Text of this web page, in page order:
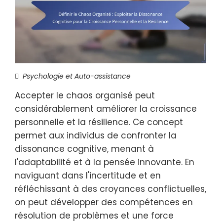
Psychologie et Auto-assistance
Accepter le chaos organisé peut
considérablement améliorer la croissance
personnelle et la résilience. Ce concept
permet aux individus de confronter la
dissonance cognitive, menant à
l'adaptabilité et à la pensée innovante. En
naviguant dans l'incertitude et en
réfléchissant à des croyances conflictuelles,
on peut développer des compétences en
résolution de problèmes et une force